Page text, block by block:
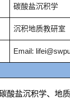
碳酸盐沉积学
沉积地质教研室
Email:
酸盐沉积学、地